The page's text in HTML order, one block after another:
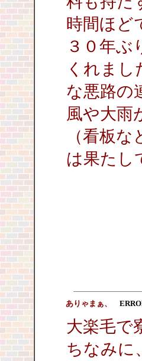
時間ほど
３０年
くれま
な悪路の
風や大雨
（看板
は果たし
ありゃまぁ、
大楽毛で
ちなみに